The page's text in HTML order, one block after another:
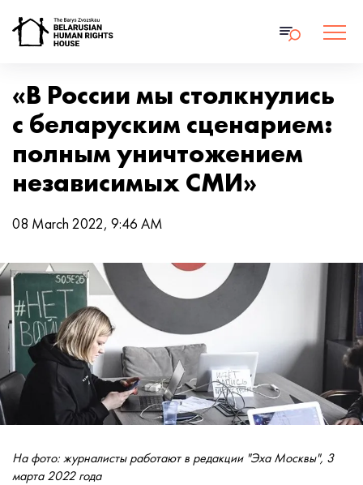
«В России мы столкнулись
с беларуским сценарием:
полным уничтожением
независимых СМИ»
08 March 2022, 9:46 AM
На фото: журналисты работают в редакции "Эха Москвы", 3
марта 2022 года